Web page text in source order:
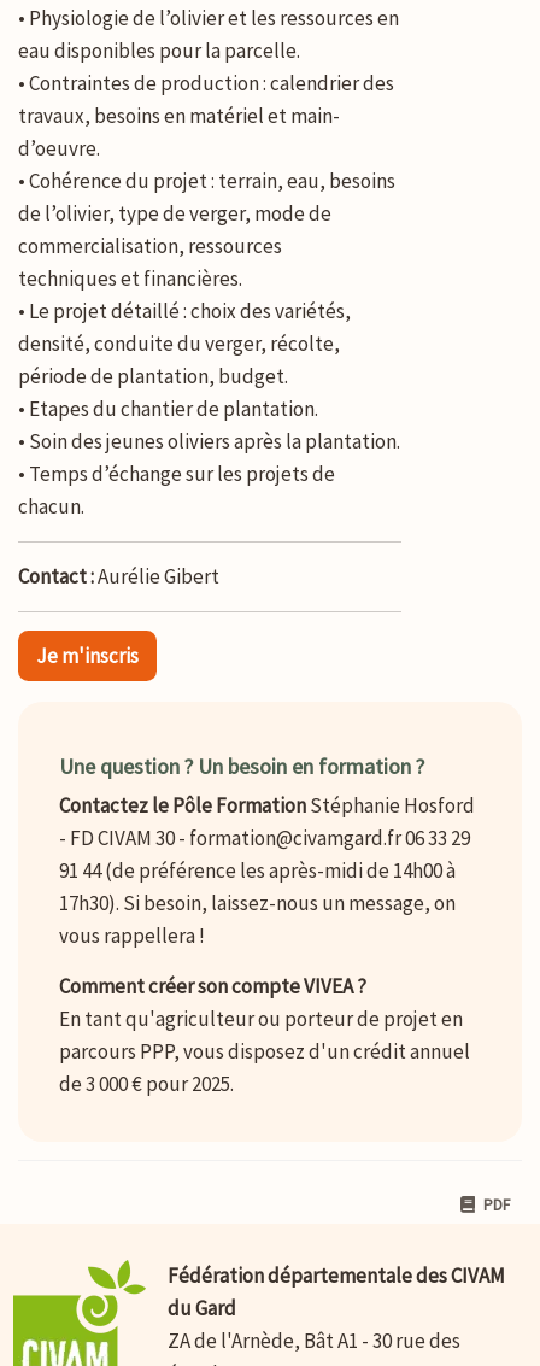
• Physiologie de l’olivier et les ressources en
eau disponibles pour la parcelle.
• Contraintes de production : calendrier des
travaux, besoins en matériel et main-
d’oeuvre.
• Cohérence du projet : terrain, eau, besoins
de l’olivier, type de verger, mode de
commercialisation, ressources
techniques et financières.
• Le projet détaillé : choix des variétés,
densité, conduite du verger, récolte,
période de plantation, budget.
• Etapes du chantier de plantation.
• Soin des jeunes oliviers après la plantation.
• Temps d’échange sur les projets de
chacun.
Contact :Aurélie Gibert
Je m'inscris
Une question ? Un besoin en formation ?
Contactez le Pôle FormationStéphanie Hosford
- FD CIVAM 30 - formation@civamgard.fr 06 33 29
91 44 (de préférence les après-midi de 14h00 à
17h30). Si besoin, laissez-nous un message, on
vous rappellera !
Comment créer son compte VIVEA ?
En tant qu'agriculteur ou porteur de projet en
parcours PPP, vous disposez d'un crédit annuel
de 3 000 € pour 2025.
PDF
Fédération départementale des CIVAM
du Gard
ZA de l'Arnède, Bât A1 - 30 rue des